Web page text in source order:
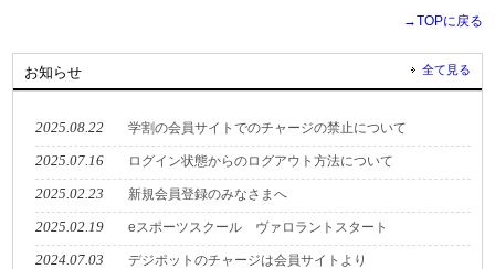
→TOPに戻る
お知らせ 全て見る
2025.08.22 学割の会員サイトでのチャージの禁止について
2025.07.16 ログイン状態からのログアウト方法について
2025.02.23 新規会員登録のみなさまへ
2025.02.19 eスポーツスクール ヴァロラントスタート
2024.07.03 デジポットのチャージは会員サイトより